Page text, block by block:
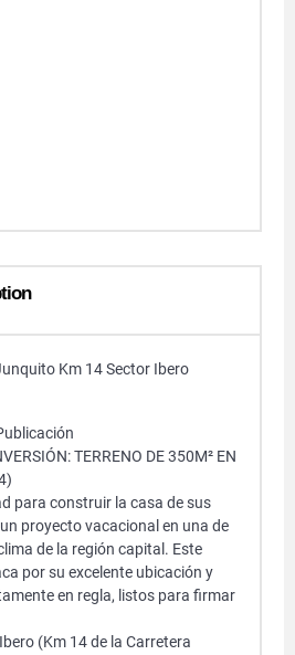
Km 14 Sector Ibero
TERRENO DE 350M² EN
para construir la casa de sus
proyecto vacacional en una de
de la región capital. Este
por su excelente ubicación y
en regla, listos para firmar
(Km 14 de la Carretera